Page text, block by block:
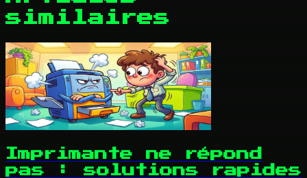
similaires
Imprimante ne répond
pas : solutions rapides